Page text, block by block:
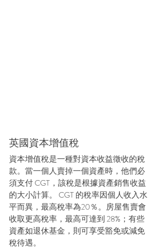
英國資本增值稅
資本增值稅是一種對資本收益徵收的稅
款。當一個人賣掉一個資產時，他們必
須支付 CGT，該稅是根據資產銷售收益
的大小計算。 CGT 的稅率因個人收入水
平而異，最高稅率為20％。房屋售賣會
收取更高稅率，最高可達到 28%；有些
資產如退休基金，則可享受豁免或減免
稅待遇。